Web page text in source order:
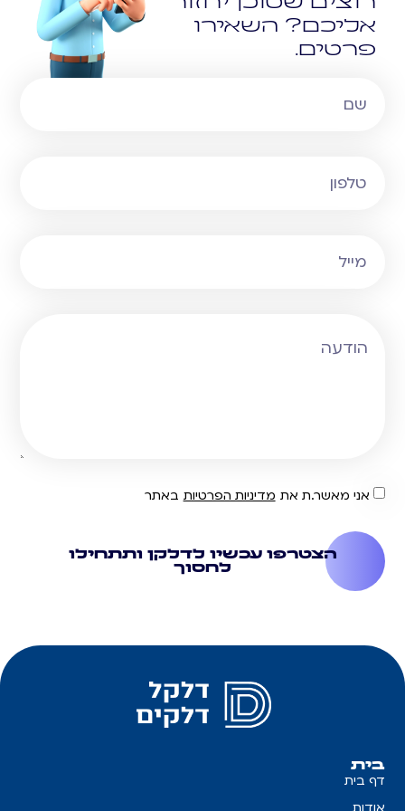
אליכם? השאירו
פרטים.
אני מאשר.ת את מדיניות הפרטיות באתר
הצטרפו עכשיו לדלקן ותתחילו
לחסוך
בית
דף בית